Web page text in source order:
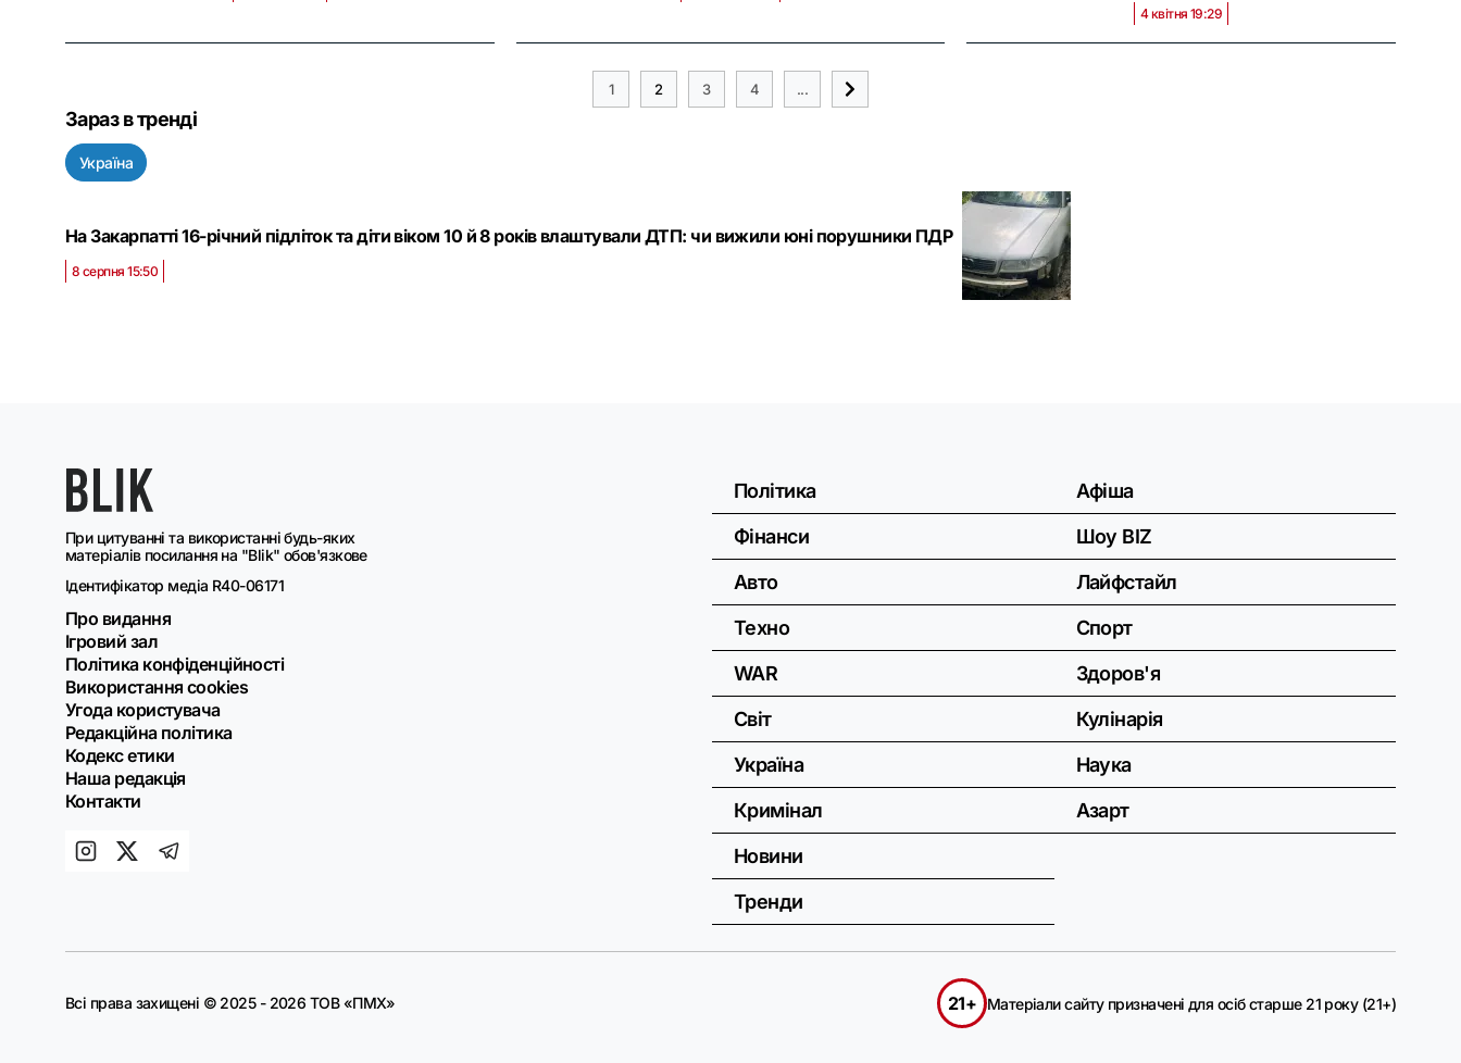
4 квітня 19:29
1 2 3 4 ...
Зараз в тренді
Україна
На Закарпатті 16-річний підліток та діти віком 10 й 8 років влаштували ДТП: чи вижили юні порушники ПДР
8 серпня 15:50
При цитуванні та використанні будь-яких
матеріалів посилання на "Blik" обов'язкове
Ідентифікатор медіа R40-06171
Про видання
Ігровий зал
Політика конфіденційності
Використання cookies
Угода користувача
Редакційна політика
Кодекс етики
Наша редакція
Контакти
Політика
Фінанси
Авто
Техно
WAR
Світ
Україна
Кримінал
Новини
Тренди
Афіша
Шоу BIZ
Лайфстайл
Спорт
Здоров'я
Кулінарія
Наука
Азарт
Всі права захищені © 2025 - 2026 ТОВ «ПМХ» 21+ Матеріали сайту призначені для осіб старше 21 року (21+)